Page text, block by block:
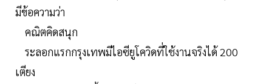
มีข้อความว่า
คณิตคิดสนุก
ระลอกแรกกรุงเทพมีไอซียูโควิดที่ใช้งานจริงได้ 200
เตียง